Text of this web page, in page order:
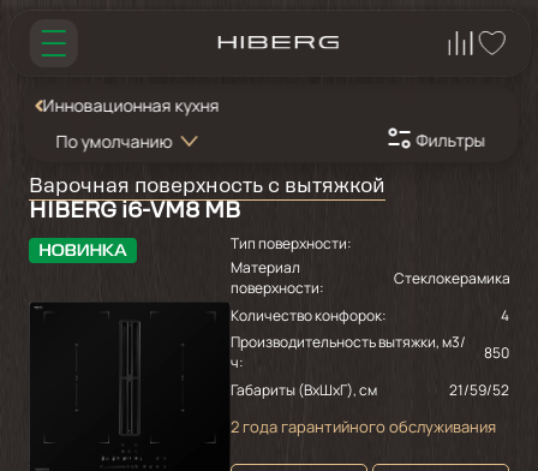
Инновационная кухня
По умолчанию
Фильтры
Варочная поверхность с вытяжкой
HIBERG i6-VM8 MB
Тип поверхности:
Материал
поверхности:
Стеклокерамика
Количество конфорок:
4
Производительность вытяжки, м3/
ч:
850
Габариты (ВхШхГ), см
21/59/52
2 года гарантийного обслуживания